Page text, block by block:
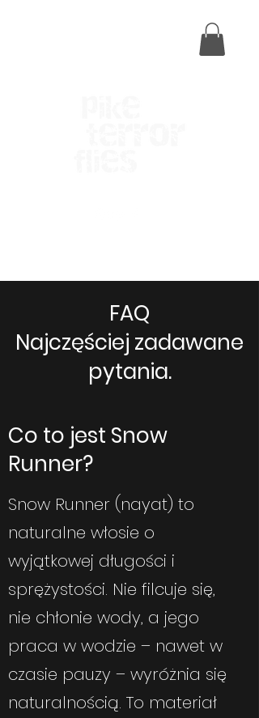
FAQ
Najczęściej zadawane
pytania.
Co to jest Snow
Runner?
Snow Runner (nayat) to
naturalne włosie o
wyjątkowej długości i
sprężystości. Nie filcuje się,
nie chłonie wody, a jego
praca w wodzie – nawet w
czasie pauzy – wyróżnia się
naturalnością. To materiał